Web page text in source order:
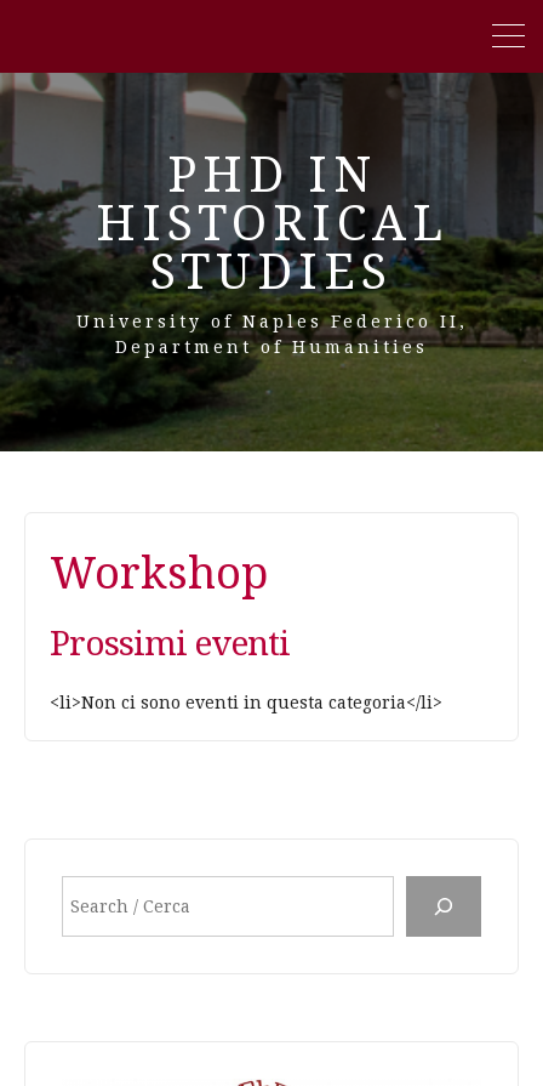
PHD IN
HISTORICAL
STUDIES
University of Naples Federico II,
Department of Humanities
Workshop
Prossimi eventi
<li>Non ci sono eventi in questa categoria</li>